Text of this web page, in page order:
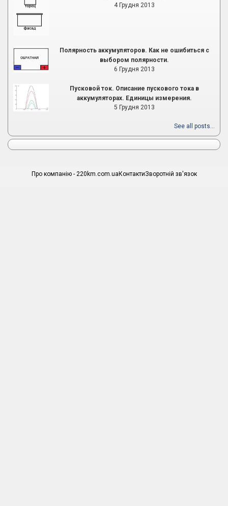
4 Грудня 2013
Полярность аккумуляторов. Как не ошибиться с
выбором полярности.
6 Грудня 2013
Пусковой ток. Описание пускового тока в
аккумуляторах. Единицы измерения.
5 Грудня 2013
See all posts...
Про компанію - 220km.com.ua КонтактиЗворотній зв'язок